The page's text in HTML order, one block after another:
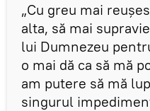
„Cu greu mai
alta, să mai
lui Dumnezeu
o mai dă ca să mă
am putere să mă
singurul